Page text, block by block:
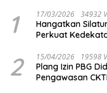
1 17/03/2026 34932
Hangatkan
Perkuat
2 15/04/2026 19598
Plang Izin PBG
Pengawasan